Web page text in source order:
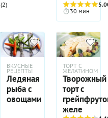
(2)
30 мин
ВКУСНЫЕ
РЕЦЕПТЫ
Ледяная
рыба с
овощами
ТОРТ С
ЖЕЛАТИНОМ
Творожный
торт с
желе